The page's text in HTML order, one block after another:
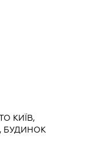
КИЇВ,
БУДИНОК